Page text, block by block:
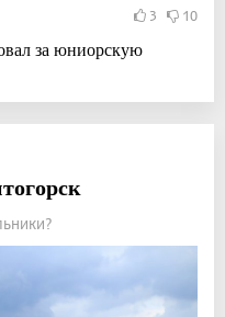
3 10
за юниорскую